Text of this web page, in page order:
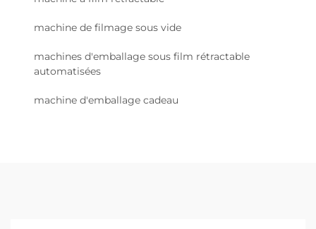
machine de filmage sous vide
machines d'emballage sous film rétractable
automatisées
machine d'emballage cadeau